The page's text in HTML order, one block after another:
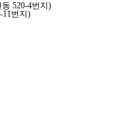
520-4번지)
11번지)